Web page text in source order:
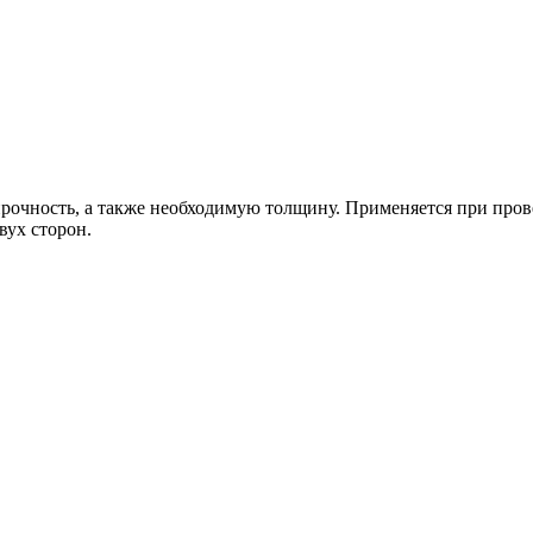
а также необходимую толщину. Применяется при
сторон.